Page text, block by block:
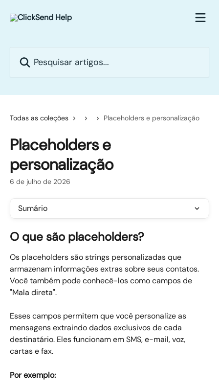
Todas as coleções Placeholders e personalização
Placeholders e
personalização
6 de julho de 2026
Sumário
O que são placeholders?
Os placeholders são strings personalizadas que
armazenam informações extras sobre seus contatos.
Você também pode conhecê-los como campos de
"Mala direta".
Esses campos permitem que você personalize as
mensagens extraindo dados exclusivos de cada
destinatário. Eles funcionam em SMS, e-mail, voz,
cartas e fax.
Por exemplo: